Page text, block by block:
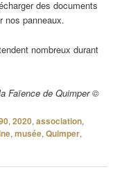
des documents
nos panneaux.
nombreux durant
Faïence de Quimper ©
,2020,association,
,musée,Quimper,